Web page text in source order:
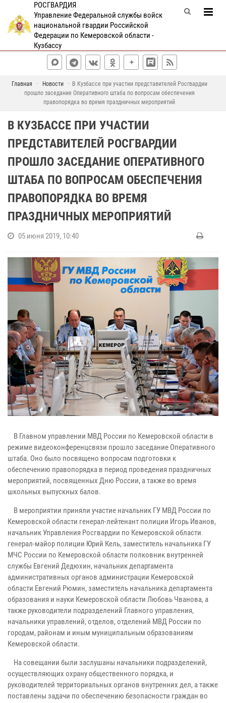
РОСГВАРДИЯ
Управление Федеральной службы войск
национальной гвардии Российской
Федерации по Кемеровской области -
Кузбассу
Главная Новости
В Кузбассе при участии представителей Росгвардии
прошло заседание Оперативного штаба по вопросам обеспечения
правопорядка во время праздничных мероприятий
В КУЗБАССЕ ПРИ УЧАСТИИ
ПРЕДСТАВИТЕЛЕЙ РОСГВАРДИИ
ПРОШЛО ЗАСЕДАНИЕ ОПЕРАТИВНОГО
ШТАБА ПО ВОПРОСАМ ОБЕСПЕЧЕНИЯ
ПРАВОПОРЯДКА ВО ВРЕМЯ
ПРАЗДНИЧНЫХ МЕРОПРИЯТИЙ
05 июня 2019, 10:40
В Главном управлении МВД России по Кемеровской области в
режиме видеоконференцсвязи прошло заседание Оперативного
штаба. Оно было посвящено вопросам подготовки к
обеспечению правопорядка в период проведения праздничных
мероприятий, посвященных Дню России, а также во время
школьных выпускных балов.
В мероприятии приняли участие начальник ГУ МВД России по
Кемеровской области генерал-лейтенант полиции Игорь Иванов,
начальник Управления Росгвардии по Кемеровской области
генерал-майор полиции Юрий Кель, заместитель начальника ГУ
МЧС России по Кемеровской области полковник внутренней
службы Евгений Дедюхин, начальник департамента
административных органов администрации Кемеровской
области Евгений Рюмин, заместитель начальника департамента
образования и науки Кемеровской области Любовь Чванова, а
также руководители подразделений Главного управления,
начальники управлений, отделов, отделений МВД России по
городам, районам и иным муниципальным образованиям
Кемеровской области.
На совещании были заслушаны начальники подразделений,
осуществляющих охрану общественного порядка, и
руководителей территориальных органов внутренних дел, а также
поставлены задачи по обеспечению безопасности граждан во